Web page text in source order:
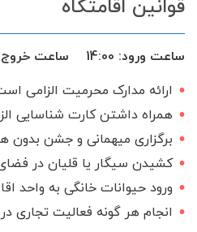
اجاق گاز
شامپو و صابونقوانین اقامتگاه
ساعت ورود: 14:00 ساعت
ارائه مدارک محرمیت الزامی
همراه داشتن کارت شناسایی
برگزاری میهمانی و جشن
کشیدن سیگار یا قلیان در
ورود حیوانات خانگی به واحد
انجام هر گونه فعالیت تجاری